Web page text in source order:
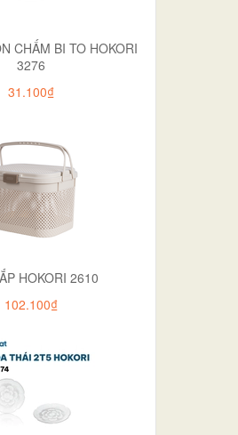
CHẤM BI TO HOKORI
3276
31.100₫
HOKORI 2610
102.100₫